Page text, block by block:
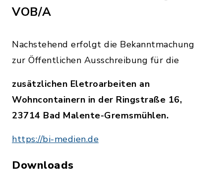
VOB/A
Nachstehend erfolgt die Bekanntmachung
zur Öffentlichen Ausschreibung für die
zusätzlichen Eletroarbeiten an
Wohncontainern in der Ringstraße 16,
23714 Bad Malente-Gremsmühlen.
https://bi-medien.de
Downloads